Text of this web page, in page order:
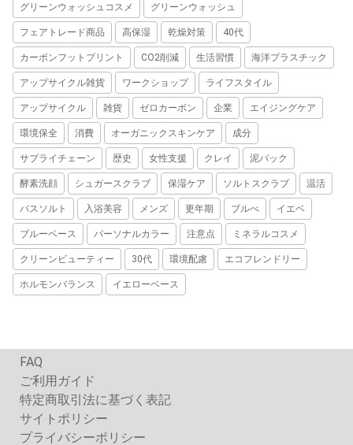
グリーンウォッシュコスメ グリーンウォッシュ
フェアトレード商品 高保湿 乾燥対策 40代
カーボンフットプリント CO2削減 生活習慣 海洋プラスチック
アップサイクル雑貨 ワークショップ ライフスタイル
アップサイクル 雑貨 ゼロカーボン 企業 エイジングケア
環境保全 消費 オーガニックスキンケア 成分
サプライチェーン 歴史 女性支援 クレイ 泥パック
酵素洗顔 シュガースクラブ 保湿ケア ソルトスクラブ 温活
バスソルト 入浴美容 メンズ 更年期 ブルべ イエベ
ブルーベース パーソナルカラー 注意点 ミネラルコスメ
クリーンビューティー 30代 環境配慮 エコフレンドリー
ホルモンバランス イエローベース
FAQ
ご利用ガイド
特定商取引法に基づく表記
サイトポリシー
プライバシーポリシー